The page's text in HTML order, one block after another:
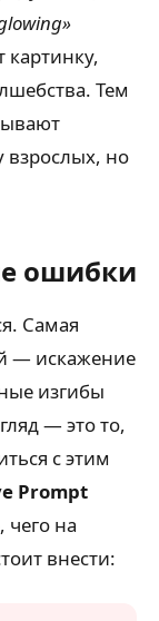
Тем
взрослых, но
ошибки
Самая
— искажение
изгибы
— это то,
с этим
Prompt
чего на
внести: